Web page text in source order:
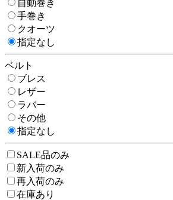
自動巻き
手巻き
クオーツ
指定なし
ベルト
ブレス
レザー
ラバー
その他
指定なし
SALE品のみ
新入荷のみ
再入荷のみ
在庫あり